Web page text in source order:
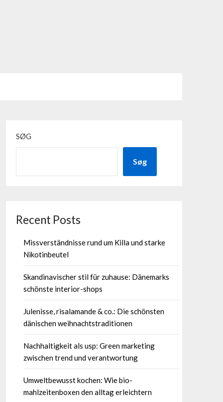
SØG
Søg
Recent Posts
Missverständnisse rund um Killa und starke
Nikotinbeutel
Skandinavischer stil für zuhause: Dänemarks
schönste interior-shops
Julenisse, risalamande & co.: Die schönsten
dänischen weihnachtstraditionen
Nachhaltigkeit als usp: Green marketing
zwischen trend und verantwortung
Umweltbewusst kochen: Wie bio-
mahlzeitenboxen den alltag erleichtern